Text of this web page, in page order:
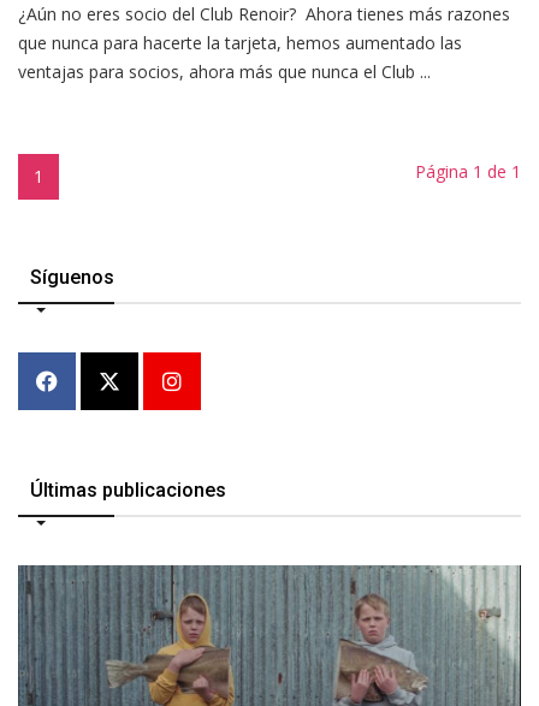
¿Aún no eres socio del Club Renoir? Ahora tienes más razones
que nunca para hacerte la tarjeta, hemos aumentado las
ventajas para socios, ahora más que nunca el Club ...
1 Página 1 de 1
Síguenos
Últimas publicaciones